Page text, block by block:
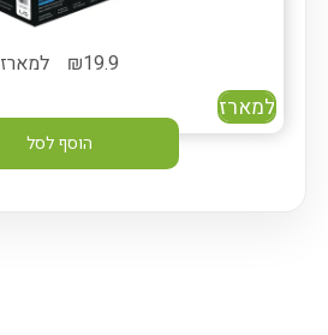
19.9
₪ למארז
למארז
הוסף לסל